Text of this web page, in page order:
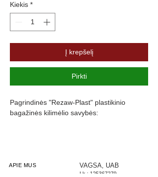
Kiekis *
Į krepšelį
Pirkti
Pagrindinės "Rezaw-Plast" plastikinio
bagažinės kilimėlio savybės:
Pagamintas iš polietileno
Turi gofruotą paviršių
APIE MUS
VAGSA, UAB
Į.k.: 125367279